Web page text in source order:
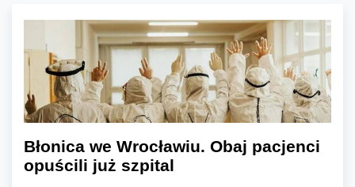
Błonica we Wrocławiu. Obaj pacjenci
opuścili już szpital